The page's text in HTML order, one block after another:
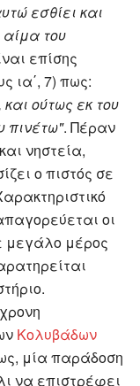
εσθίει και
αίμα του
επίσης
ια΄, 7) πως:
ούτως εκ του
πινέτω". Πέραν
νηστεία,
ο πιστός σε
οι
μεγάλο μέρος
Κολυβάδων
μία παράδοση
να επιστρέφει